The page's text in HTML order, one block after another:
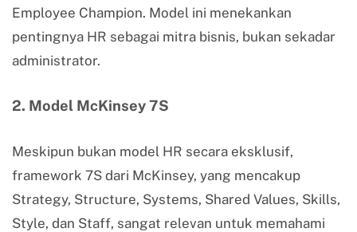
Employee Champion. Model ini menekankan
pentingnya HR sebagai mitra bisnis, bukan sekadar
administrator.
2. Model McKinsey 7S
Meskipun bukan model HR secara eksklusif,
framework 7S dari McKinsey, yang mencakup
Strategy, Structure, Systems, Shared Values, Skills,
Style, dan Staff, sangat relevan untuk memahami